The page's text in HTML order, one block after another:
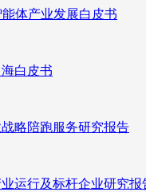
体产业发展白皮书
白皮书
略陪跑服务研究报告
运行及标杆企业研究报